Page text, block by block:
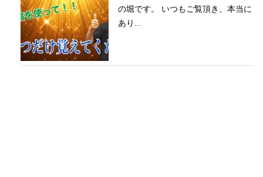
の堀です。 いつもご覧頂き、本当に
あり...